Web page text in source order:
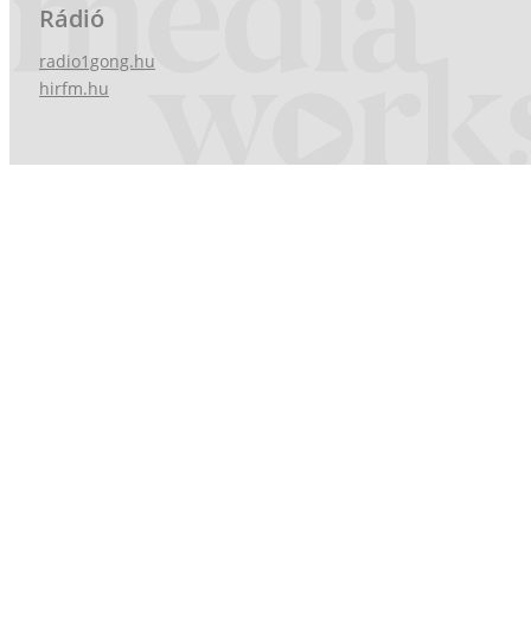
Rádió
radio1gong.hu
hirfm.hu